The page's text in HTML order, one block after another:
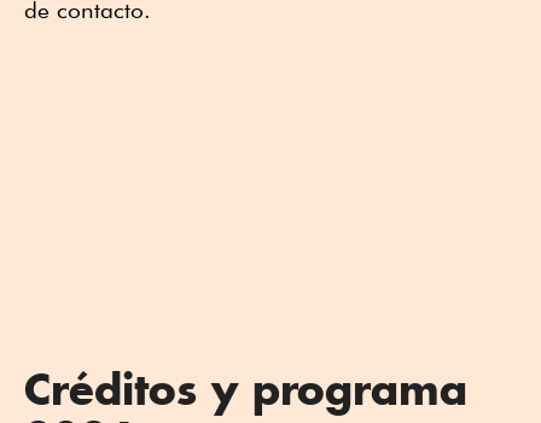
de contacto.
Créditos y programa